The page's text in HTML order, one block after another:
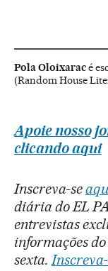
Pola Oloixaracé
(Random House
Apoie nosso
clicando aqui
Inscreva-se
diária do EL
entrevistas
informações
sexta.